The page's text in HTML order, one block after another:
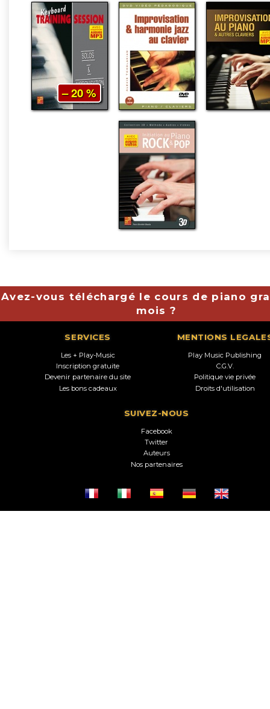
– 20 %
Avez-vous téléchargé le cours de piano
mois ?
SERVICES
Les + Play-Music
Inscription gratuite
Devenir partenaire du site
Les bons cadeaux
MENTIONS
Play Music Publishing
C.G.V.
Politique vie privée
Droits d'utilisation
SUIVEZ-NOUS
Facebook
Twitter
Auteurs
Nos partenaires